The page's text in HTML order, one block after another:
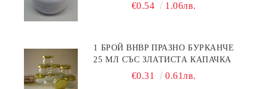
€0.54 1.06лв.
1 БРОЙ BHBP ПРАЗНО БУРКАНЧЕ
25 МЛ СЪС ЗЛАТИСТА КАПАЧКА
€0.31 0.61лв.